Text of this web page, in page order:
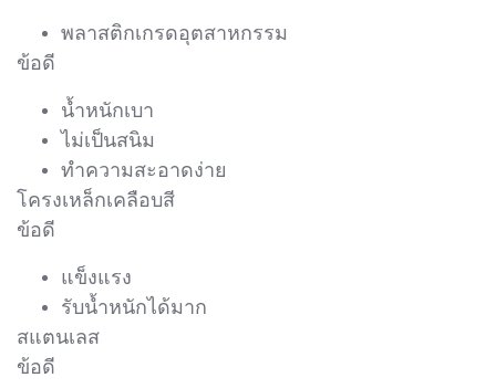
พลาสติกเกรดอุตสาหกรรม
ข้อดี
น้ำหนักเบา
ไม่เป็นสนิม
ทำความสะอาดง่าย
โครงเหล็กเคลือบสี
ข้อดี
แข็งแรง
รับน้ำหนักได้มาก
สแตนเลส
ข้อดี